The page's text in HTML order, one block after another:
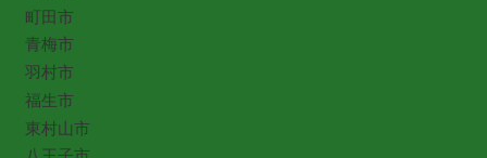
町田市
青梅市
羽村市
福生市
東村山市